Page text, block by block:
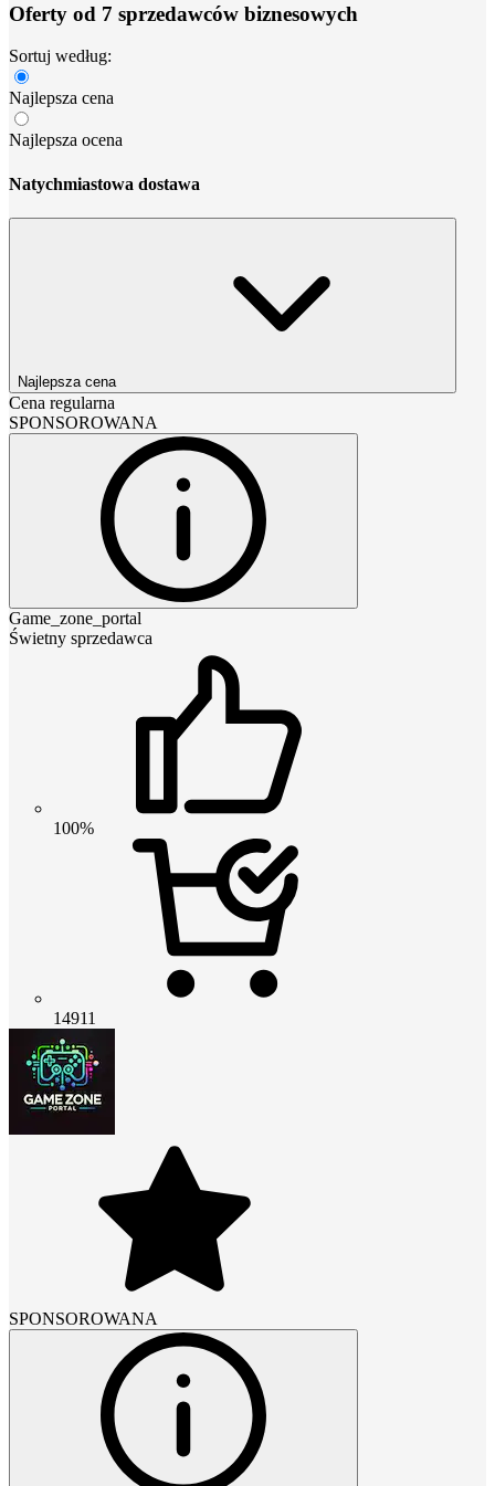
Oferty od 7 sprzedawców biznesowych
Sortuj według:
Najlepsza cena
Najlepsza ocena
Natychmiastowa dostawa
Najlepsza cena
Cena regularna
SPONSOROWANA
Game_zone_portal
Świetny sprzedawca
100%
14911
SPONSOROWANA